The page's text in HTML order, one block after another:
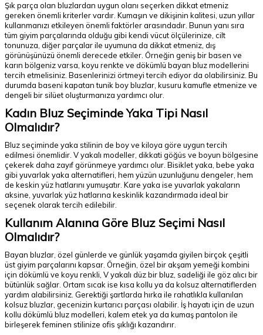
Şık parça olan bluzlardan uygun olanı seçerken dikkat etmeniz
gereken önemli kriterler vardır. Kumaşın ve dikişinin kalitesi, uzun yıllar
kullanmanızı etkileyen önemli faktörler arasındadır. Bunun yanı sıra
tüm giyim parçalarında olduğu gibi kendi vücut ölçülerinize, cilt
tonunuza, diğer parçalar ile uyumuna da dikkat etmeniz, dış
görünüşünüzü önemli derecede etkiler. Örneğin geniş bir basen ve
karın bölgeniz varsa, koyu renkte ve dökümlü bayan bluz modellerini
tercih etmelisiniz. Basenlerinizi örtmeyi tercih ediyor da olabilirsiniz. Bu
durumda baseni kapatan tunik boy bluzlar, kusuru kamufle etmenize ve
dengeli bir silüet oluşturmanıza yardımcı olur.
Kadın Bluz Seçiminde Yaka Tipi Nasıl
Olmalıdır?
Bluz seçiminde yaka stilinin de boy ve kiloya göre uygun tercih
edilmesi önemlidir. V yakalı modeller, dikkati göğüs ve boyun bölgesine
çekerek daha zayıf görünmeye yardımcı olur. Bisiklet yaka, bebe yaka
gibi yuvarlak yaka alternatifleri, hem yüzün uzunluğunu dengeler, hem
de keskin yüz hatlarını yumuşatır. Kare yaka ise yuvarlak yakaların
aksine, yuvarlak yüz hatlarına keskinlik kazandırmada ideal bir
seçenek olarak tercih edilebilir.
Kullanım Alanına Göre Bluz Seçimi Nasıl
Olmalıdır?
Bayan bluzlar, özel günlerde ve günlük yaşamda giyilen birçok çeşitli
üst giyim parçalarını kapsar. Örneğin, özel bir akşam yemeği kombini
için dökümlü ve koyu renkli, V yakalı düz bir bluz, sadeliği ile göz alıcı bir
bütünlük sağlar. Ortam sıcak ise kısa kollu ya da kolsuz alternatiflerden
yardım alabilirsiniz. Gerektiği şartlarda hırka ile rahatlıkla kullanılan
kolsuz bluzlar, gecenizin kurtarıcı parçası olabilir. İş hayatı için de uzun
kollu dökümlü bluz modelleri, kalem etek ya da kumaş pantolon ile
birleşerek feminen stilinize ofis şıklığı kazandırır.